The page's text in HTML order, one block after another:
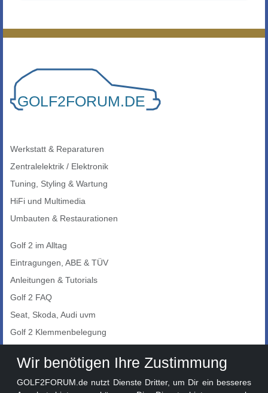
Werkstatt & Reparaturen
Zentralelektrik / Elektronik
Tuning, Styling & Wartung
HiFi und Multimedia
Umbauten & Restaurationen
Golf 2 im Alltag
Eintragungen, ABE & TÜV
Anleitungen & Tutorials
Golf 2 FAQ
Seat, Skoda, Audi uvm
Golf 2 Klemmenbelegung
Auto-Showroom
Wir benötigen Ihre Zustimmung
GOLF2FORUM.de nutzt Dienste Dritter, um Dir ein besseres